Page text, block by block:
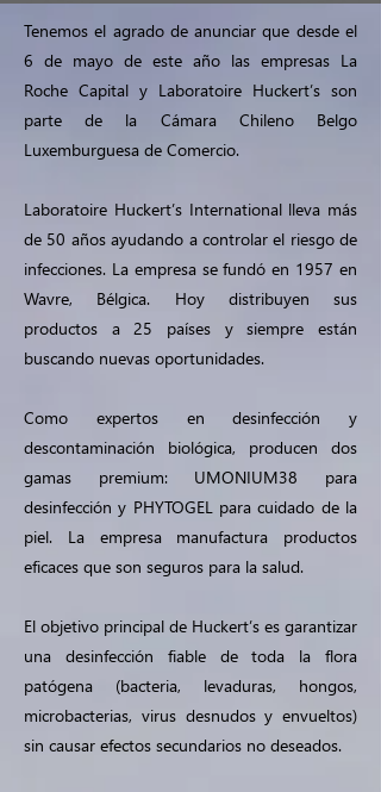
Tenemos el agrado de anunciar que desde el
6 de mayo de este año las empresas La
Roche Capital y Laboratoire Huckert’s son
parte de la Cámara Chileno Belgo
Luxemburguesa de Comercio.
Laboratoire Huckert’s International lleva más
de 50 años ayudando a controlar el riesgo de
infecciones. La empresa se fundó en 1957 en
Wavre, Bélgica. Hoy distribuyen sus
productos a 25 países y siempre están
buscando nuevas oportunidades.
Como expertos en desinfección y
descontaminación biológica, producen dos
gamas premium: UMONIUM38 para
desinfección y PHYTOGEL para cuidado de la
piel. La empresa manufactura productos
eficaces que son seguros para la salud.
El objetivo principal de Huckert’s es garantizar
una desinfección fiable de toda la flora
patógena (bacteria, levaduras, hongos,
microbacterias, virus desnudos y envueltos)
sin causar efectos secundarios no deseados.